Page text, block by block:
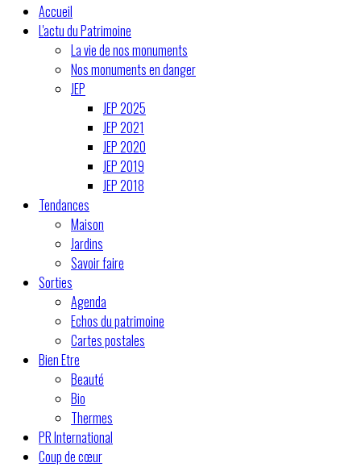
Accueil
L'actu du Patrimoine
La vie de nos monuments
Nos monuments en danger
JEP
JEP 2025
JEP 2021
JEP 2020
JEP 2019
JEP 2018
Tendances
Maison
Jardins
Savoir faire
Sorties
Agenda
Echos du patrimoine
Cartes postales
Bien Etre
Beauté
Bio
Thermes
PR International
Coup de cœur